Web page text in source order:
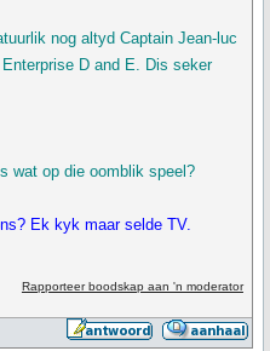
nog altyd Captain Jean-luc
D and E. Dis seker
wat op die oomblik speel?
Ek kyk maar selde TV.
Rapporteer boodskap aan 'n moderator